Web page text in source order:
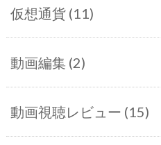
仮想通貨 (11)
動画編集 (2)
動画視聴レビュー (15)